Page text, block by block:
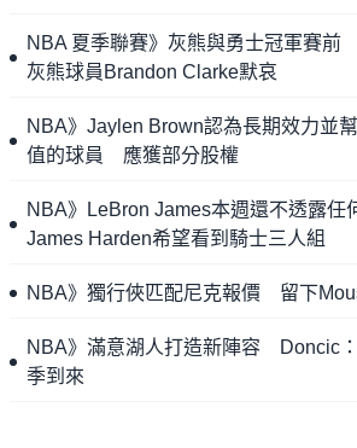
NBA 夏季聯賽》灰熊與勇士冠軍賽
灰熊球員Brandon Clarke默哀
NBA》Jaylen Brown認為長期效力並
值的球員 應獲部分股權
NBA》LeBron James本週還不透露
James Harden希望看到騎士三人組
NBA》獨行俠匹配尼克報價 留下
NBA》滿意湖人打造新陣容 Doncic
季到來